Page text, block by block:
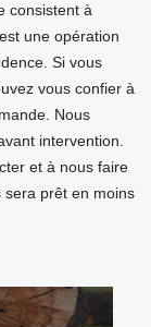
consistent à
une opération
Si vous
vous confier à
Nous
intervention.
et à nous faire
sera prêt en moins